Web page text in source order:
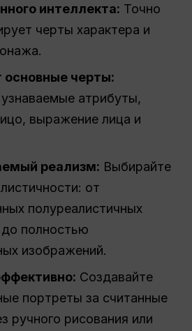
интеллекта: Точно
черты характера и
основные черты:
атрибуты,
выражение лица и
реализм: Выбирайте
от
полуреалистичных
полностью
изображений.
Создавайте
портреты за считанные
ручного рисования или